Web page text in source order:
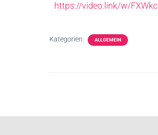
https://video.link/w/FXWkc
Kategorien: ALLGEMEIN